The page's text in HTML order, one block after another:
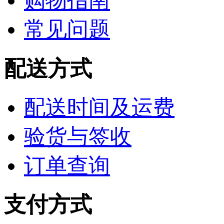
常见问题
配送方式
配送时间及运费
验货与签收
订单查询
支付方式